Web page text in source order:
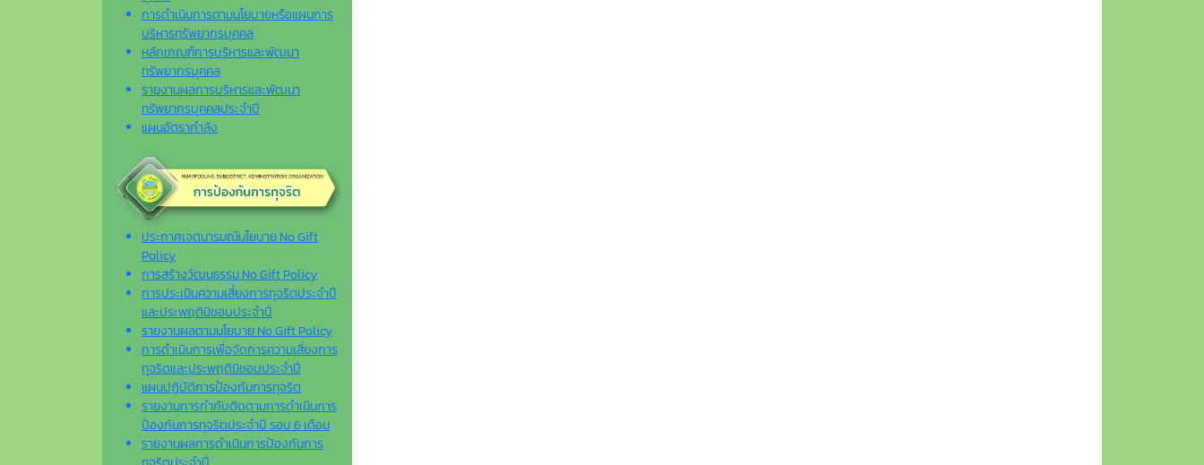
การดำเนินการตามนโยบายหรือแผนการ
บริหารทรัพยากรบุคคล
หลักเกณฑ์การบริหารและพัฒนา
ทรัพยากรบุคคล
รายงานผลการบริหารและพัฒนา
ทรัพยากรบุคคลประจำปี
แผนอัตรากำลัง
ประกาศเจตนารมณ์นโยบาย No Gift
Policy
การสร้างวัฒนธรรม No Gift Policy
การประเมินความเสี่ยงการทุจริตประจำปี
และประพฤติมิชอบประจำปี
รายงานผลตามนโยบาย No Gift Policy
การดำเนินการเพื่อจัดการความเสี่ยงการ
ทุจริตและประพฤติมิชอบประจำปี
แผนปฏิบัติการป้องกันการทุจริต
รายงานการกำกับติดตามการดำเนินการ
ป้องกันการทุจริตประจำปี รอบ 6 เดือน
รายงานผลการดำเนินการป้องกันการ